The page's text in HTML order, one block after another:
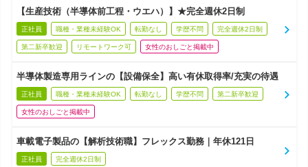
【生産技術（半導体前工程・ウエハ）】★完全週休2日制
正社員 職種・業種未経験OK 転勤なし 学歴不問 完全週休2日制
第二新卒歓迎 リモートワーク可 女性のおしごと掲載中
半導体製造専用ラインの【設備保全】高い有休取得率/充実の待遇
正社員 職種・業種未経験OK 転勤なし 学歴不問 第二新卒歓迎
女性のおしごと掲載中
車載電子製品の【解析技術職】フレックス勤務｜年休121日
正社員 完全週休2日制